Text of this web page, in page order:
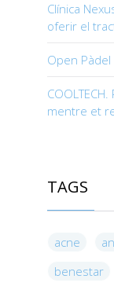
Clínica
oferir el
Open
mentre et
TAGS
acne
benestar